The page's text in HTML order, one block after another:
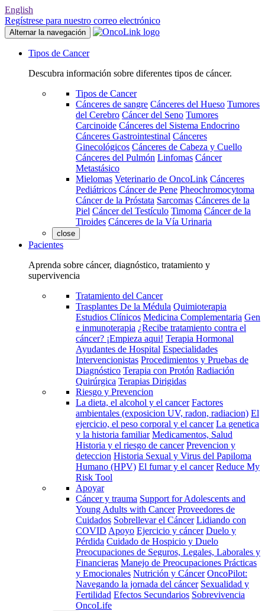
English
Regístrese para nuestro correo electrónico
Alternar la navegación
Tipos de Cancer
Descubra información sobre diferentes tipos de cáncer.
Tipos de Cancer
Cánceres de sangre Cánceres del Hueso Tumores
del Cerebro Cáncer del Seno Tumores
Carcinoide Cánceres del Sistema Endocrino
Cánceres Gastrointestinal Cánceres
Ginecológicos Cánceres de Cabeza y Cuello
Cánceres del Pulmón Linfomas Cáncer
Metastásico
Mielomas Veterinario de OncoLink Cánceres
Pediátricos Cáncer de Pene Pheochromocytoma
Cáncer de la Próstata Sarcomas Cánceres de la
Piel Cáncer del Testículo Timoma Cáncer de la
Tiroides Cánceres de la Vía Urinaria
close
Pacientes
Aprenda sobre cáncer, diagnóstico, tratamiento y
supervivencia
Tratamiento del Cancer
Trasplantes De la Médula Quimioterapia
Estudios Clínicos Medicina Complementaria Gen
e inmunoterapia ¿Recibe tratamiento contra el
cáncer? ¡Empieza aqui! Terapia Hormonal
Ayudantes de Hospital Especialidades
Intervencionistas Procedimientos y Pruebas de
Diagnóstico Terapia con Protón Radiación
Quirúrgica Terapias Dirigidas
Riesgo y Prevencion
La dieta, el alcohol y el cancer Factores
ambientales (exposicion UV, radon, radiacion) El
ejercicio, el peso corporal y el cancer La genetica
y la historia familiar Medicamentos, Salud
Historia y el riesgo de cancer Prevencion y
deteccion Historia Sexual y Virus del Papiloma
Humano (HPV) El fumar y el cancer Reduce My
Risk Tool
Apoyar
Cáncer y trauma Support for Adolescents and
Young Adults with Cancer Proveedores de
Cuidados Sobrellevar el Cáncer Lidiando con
COVID Apoyo Ejercicio y cáncer Duelo y
Pérdida Cuidado de Hospicio y Duelo
Preocupaciones de Seguros, Legales, Laborales y
Financieras Manejo de Preocupaciones Prácticas
y Emocionales Nutrición y Cáncer OncoPilot:
Navegando la jornada del cáncer Sexualidad y
Fertilidad Efectos Secundarios Sobrevivencia
OncoLife